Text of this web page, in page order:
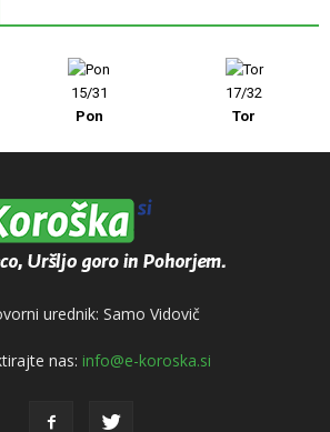
15/31
Pon
17/32
Tor
urednik: Samo Vidovič
nas: info@e-koroska.si